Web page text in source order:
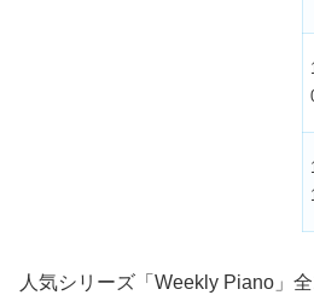
人気シリーズ「Weekly Piano」